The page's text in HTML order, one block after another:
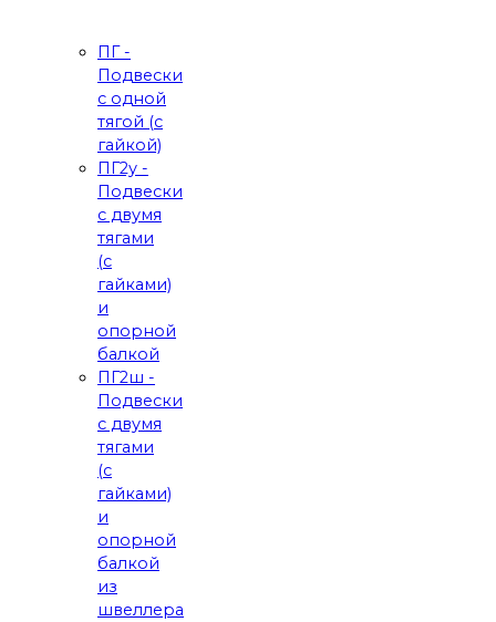
ПГ -
Подвески
с одной
тягой (с
гайкой)
ПГ2у -
Подвески
с двумя
тягами
(с
гайками)
и
опорной
балкой
ПГ2ш -
Подвески
с двумя
тягами
(с
гайками)
и
опорной
балкой
из
швеллера